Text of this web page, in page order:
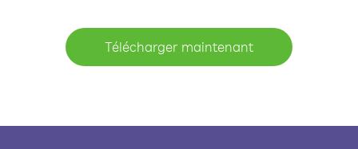
Télécharger maintenant